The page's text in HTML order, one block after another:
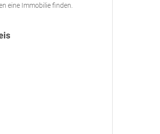
eine Immobilie finden.